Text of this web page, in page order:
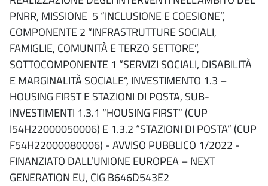
PNRR, MISSIONE 5 “INCLUSIONE E COESIONE”,
COMPONENTE 2 “INFRASTRUTTURE SOCIALI,
FAMIGLIE, COMUNITÀ E TERZO SETTORE”,
SOTTOCOMPONENTE 1 “SERVIZI SOCIALI, DISABILITÀ
E MARGINALITÀ SOCIALE”, INVESTIMENTO 1.3 –
HOUSING FIRST E STAZIONI DI POSTA, SUB-
INVESTIMENTI 1.3.1 “HOUSING FIRST” (CUP
I54H22000050006) E 1.3.2 “STAZIONI DI POSTA” (CUP
F54H22000080006) - AVVISO PUBBLICO 1/2022 -
FINANZIATO DALL’UNIONE EUROPEA – NEXT
GENERATION EU, CIG B646D543E2